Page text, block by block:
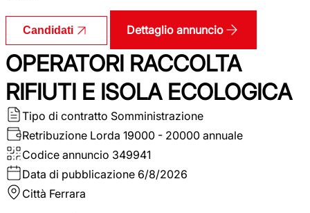
Candidati Dettaglio annuncio
OPERATORI RACCOLTA
RIFIUTI E ISOLA ECOLOGICA
Tipo di contratto Somministrazione
Retribuzione Lorda 19000 - 20000 annuale
Codice annuncio 349941
Data di pubblicazione 6/8/2026
Città Ferrara